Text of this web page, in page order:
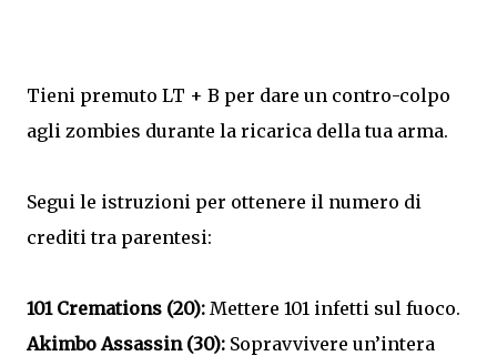
Tieni premuto LT + B per dare un contro-colpo
agli zombies durante la ricarica della tua arma.
Segui le istruzioni per ottenere il numero di
crediti tra parentesi:
101 Cremations (20): Mettere 101 infetti sul fuoco.
Akimbo Assassin (30): Sopravvivere un’intera